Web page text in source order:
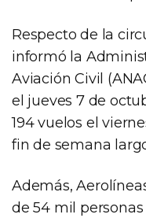
Respecto de la
informó la
Aviación Civil
el jueves 7 de
194 vuelos el
fin de semana
Además,
de 54 mil